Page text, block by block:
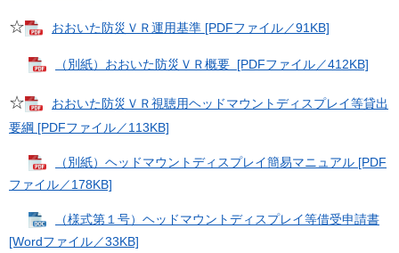
☆ おおいた防災ＶＲ運用基準 [PDFファイル／91KB]
（別紙）おおいた防災ＶＲ概要 [PDFファイル／412KB]
☆
おおいた防災ＶＲ視聴用ヘッドマウントディスプレイ等貸出
要綱 [PDFファイル／113KB]
（別紙）ヘッドマウントディスプレイ簡易マニュアル [PDF
ファイル／178KB]
（様式第１号）ヘッドマウントディスプレイ等借受申請書
[Wordファイル／33KB]